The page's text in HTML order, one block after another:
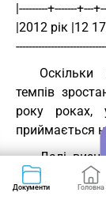
|---------+-------+---
|2012 рік |12
темпів
року роках,
приймається
Далі
грн.:
Документи Головна